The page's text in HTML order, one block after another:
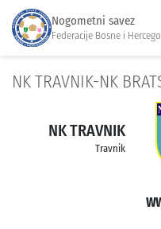
Nogometni savez
Federacije Bosne i
NK TRAVNIK-NK
NK TRAVNIK
Travnik